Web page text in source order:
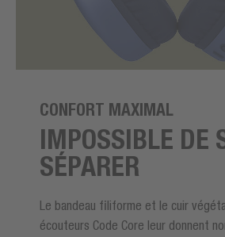
CONFORT MAXIMAL
IMPOSSIBLE DE
SÉPARER
Le bandeau filiforme et le cuir
écouteurs Code Core leur donnent